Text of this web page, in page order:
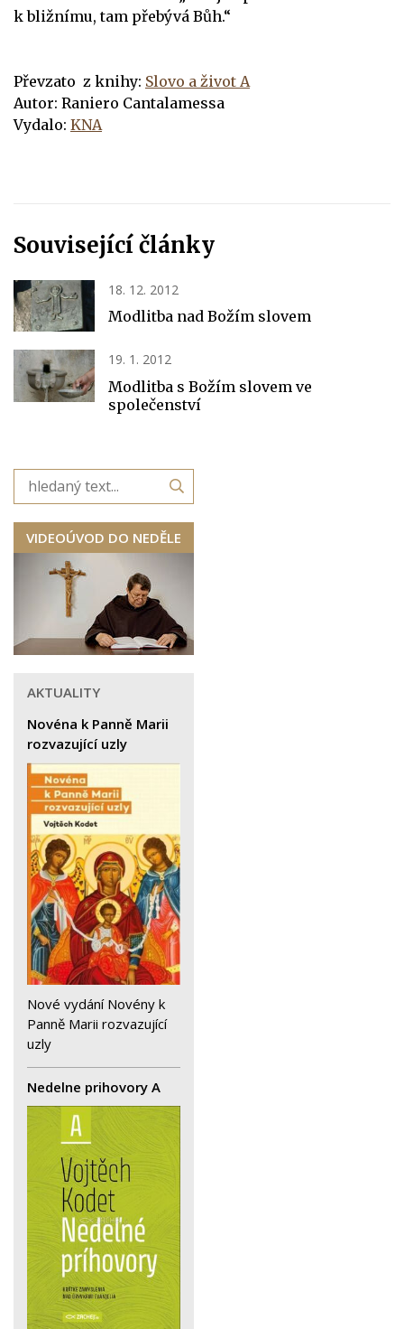
k bližnímu, tam přebývá Bůh.“
Převzato z knihy: Slovo a život A
Autor: Raniero Cantalamessa
Vydalo: KNA
Související články
18. 12. 2012
Modlitba nad Božím slovem
19. 1. 2012
Modlitba s Božím slovem ve
společenství
VIDEOÚVOD DO NEDĚLE
AKTUALITY
Novéna k Panně Marii
rozvazující uzly
Nové vydání Novény k
Panně Marii rozvazující
uzly
Nedelne prihovory A